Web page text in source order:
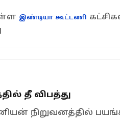
இண்டியா கூட்டணி
தீ விபத்து
நிறுவனத்தில்